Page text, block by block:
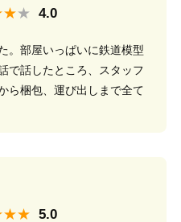
。部屋いっぱいに鉄道模型
で話したところ、スタッフ
ら梱包、運び出しまで全て